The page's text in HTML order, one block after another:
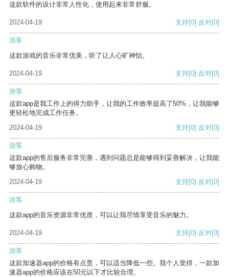
这款软件的设计非常人性化，使用起来非常舒服。
2024-04-19 支持[0] 反对[0]
游客
这款游戏的音乐非常优美，听了让人心旷神怡。
2024-04-19 支持[0] 反对[0]
游客
这款app是我工作上的得力助手，让我的工作效率提高了50%，让我能够
更轻松地完成工作任务。
2024-04-19
支持[0] 反对[0]
游客
这款app的售后服务非常完善，遇到问题总是能够得到妥善解决，让我能
够放心购物。
2024-04-19
支持[0] 反对[0]
游客
这款app的音乐资源非常优质，可以让我尽情享受音乐的魅力。
2024-04-19 支持[0] 反对[0]
游客
这款加速器app的价格有点贵，可以适当降低一些。我个人觉得，一款加
速器app的价格应该在50元以下才比较合理。